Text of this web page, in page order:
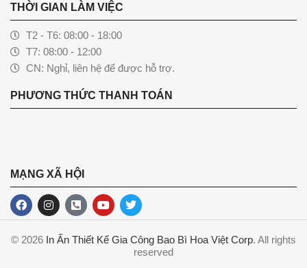
THỜI GIAN LÀM VIỆC
T2 - T6: 08:00 - 18:00
T7: 08:00 - 12:00
CN: Nghỉ, liên hệ để được hỗ trợ.
PHƯƠNG THỨC THANH TOÁN
MẠNG XÃ HỘI
© 2026 In Ấn Thiết Kế Gia Công Bao Bì Hoa Việt Corp. All rights
reserved